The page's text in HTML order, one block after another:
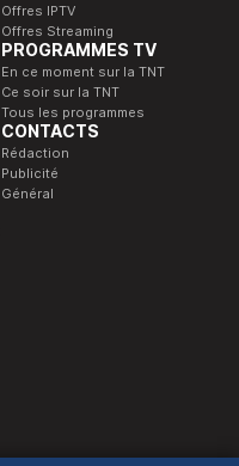
Offres IPTV
Offres Streaming
PROGRAMMES TV
En ce moment sur la TNT
Ce soir sur la TNT
Tous les programmes
CONTACTS
Rédaction
Publicité
Général